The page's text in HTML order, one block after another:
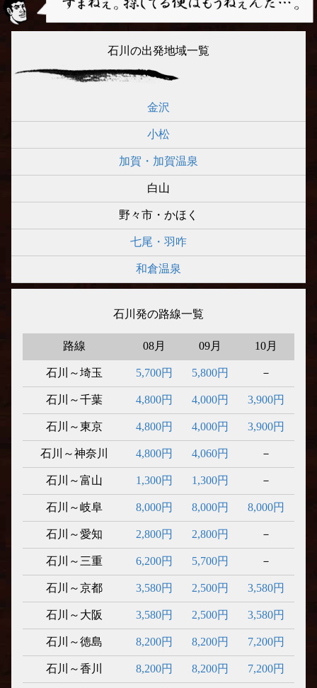
石川の出発地域一覧
金沢
小松
加賀・加賀温泉
白山
野々市・かほく
七尾・羽咋
和倉温泉
石川発の路線一覧
路線 08月 09月 10月
石川～埼玉 5,700円 5,800円 －
石川～千葉 4,800円 4,000円 3,900円
石川～東京 4,800円 4,000円 3,900円
石川～神奈川 4,800円 4,060円 －
石川～富山 1,300円 1,300円 －
石川～岐阜 8,000円 8,000円 8,000円
石川～愛知 2,800円 2,800円 －
石川～三重 6,200円 5,700円 －
石川～京都 3,580円 2,500円 3,580円
石川～大阪 3,580円 2,500円 3,580円
石川～徳島 8,200円 8,200円 7,200円
石川～香川 8,200円 8,200円 7,200円